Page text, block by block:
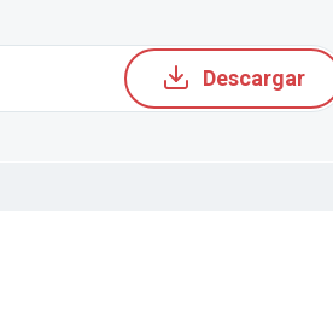
Descargar